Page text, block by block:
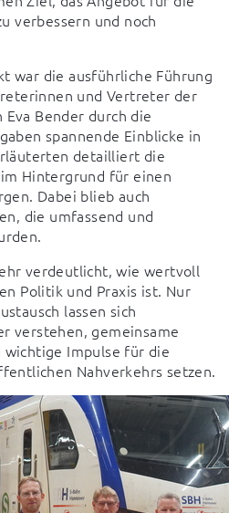
verbessern und noch
war die ausführliche Führung
und Vertreter der
Bender durch die
spannende Einblicke in
detailliert die
Hintergrund für einen
Dabei blieb auch
die umfassend und
verdeutlicht, wie wertvoll
Politik und Praxis ist. Nur
lassen sich
verstehen, gemeinsame
wichtige Impulse für die
Nahverkehrs setzen.